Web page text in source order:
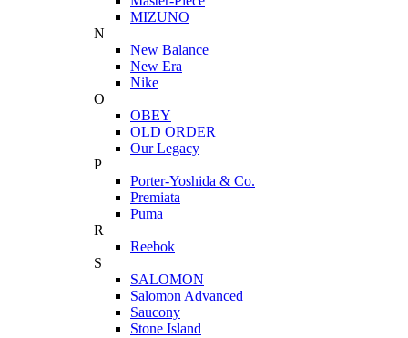
MIZUNO
N
New Balance
New Era
Nike
O
OBEY
OLD ORDER
Our Legacy
P
Porter-Yoshida & Co.
Premiata
Puma
R
Reebok
S
SALOMON
Salomon Advanced
Saucony
Stone Island